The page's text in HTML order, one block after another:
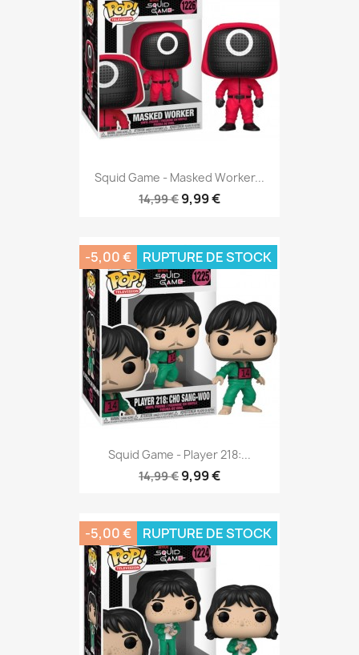
Squid Game - Masked Worker...
14,99 € 9,99 €
Squid Game - Player 218:...
14,99 € 9,99 €
-5,00 € RUPTURE DE STOCK
-5,00 € RUPTURE DE STOCK